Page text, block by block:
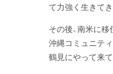
て力強く生きてき
その後、南米に
沖縄コミュニテ
鶴見にやって来